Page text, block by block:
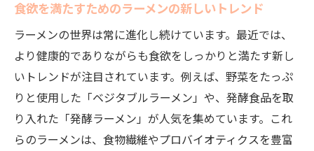
食欲を満たすためのラーメンの新しいトレンド
ラーメンの世界は常に進化し続けています。最近では、
より健康的でありながらも食欲をしっかりと満たす新し
いトレンドが注目されています。例えば、野菜をたっぷ
りと使用した「ベジタブルラーメン」や、発酵食品を取
り入れた「発酵ラーメン」が人気を集めています。これ
らのラーメンは、食物繊維やプロバイオティクスを豊富